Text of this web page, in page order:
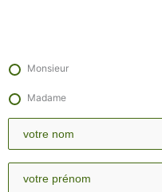
Monsieur
Madame